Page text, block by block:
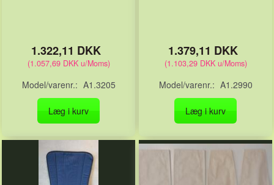
1.322,11 DKK
(1.057,69 DKKu/Moms)
Model/varenr.: A1.3205
Læg i kurv
1.379,11 DKK
(1.103,29 DKKu/Moms)
Model/varenr.: A1.2990
Læg i kurv